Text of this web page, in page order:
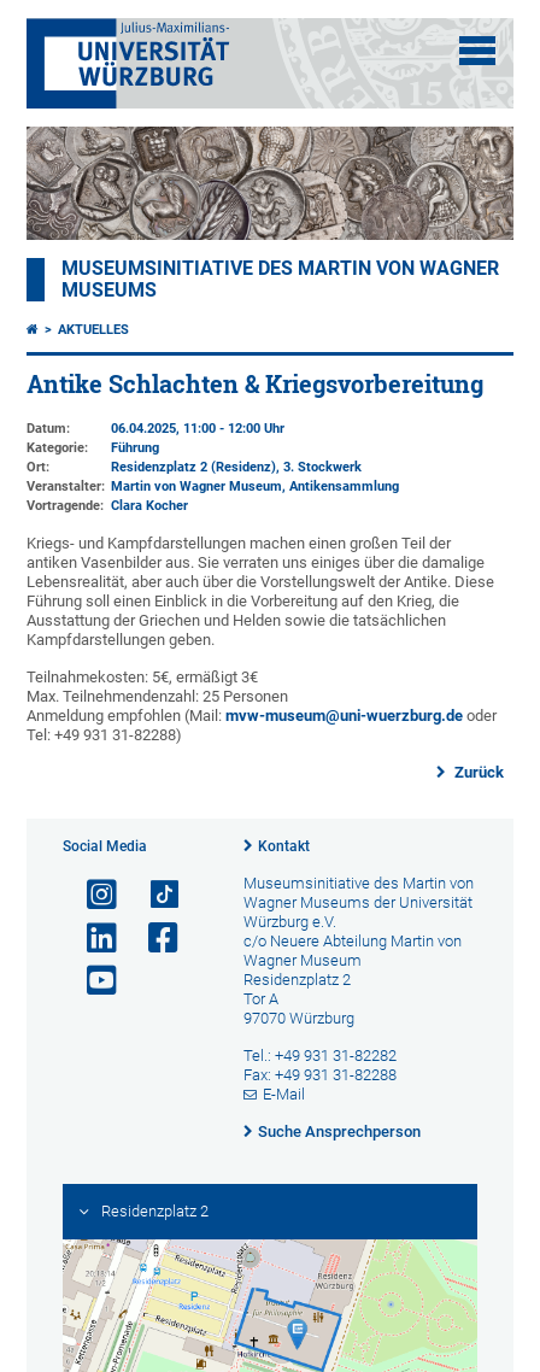
MUSEUMSINITIATIVE DES MARTIN VON WAGNER
MUSEUMS
AKTUELLES
Antike Schlachten & Kriegsvorbereitung
Datum:
06.04.2025, 11:00 - 12:00 Uhr
Kategorie:
Führung
Ort:
Residenzplatz 2 (Residenz), 3. Stockwerk
Veranstalter: Martin von Wagner Museum, Antikensammlung
Vortragende: Clara Kocher
Kriegs- und Kampfdarstellungen machen einen großen Teil der
antiken Vasenbilder aus. Sie verraten uns einiges über die damalige
Lebensrealität, aber auch über die Vorstellungswelt der Antike. Diese
Führung soll einen Einblick in die Vorbereitung auf den Krieg, die
Ausstattung der Griechen und Helden sowie die tatsächlichen
Kampfdarstellungen geben.
Teilnahmekosten: 5€, ermäßigt 3€
Max. Teilnehmendenzahl: 25 Personen
Anmeldung empfohlen (Mail:mvw-museum@uni-wuerzburg.de oder
Tel: +49 931 31-82288)
Zurück
Social Media Kontakt
Museumsinitiative des Martin von
Wagner Museums der Universität
Würzburg e.V.
c/o Neuere Abteilung Martin von
Wagner Museum
Residenzplatz 2
Tor A
97070 Würzburg
Tel.: +49 931 31-82282
Fax: +49 931 31-82288
E-Mail
Suche Ansprechperson
Residenzplatz 2